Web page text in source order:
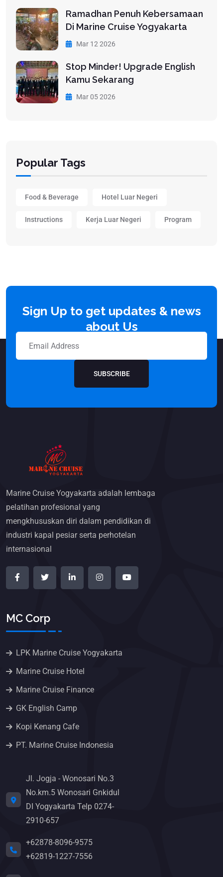
Ramadhan Penuh Kebersamaan
Di Marine Cruise Yogyakarta
Mar 12 2026
Stop Minder! Upgrade English
Kamu Sekarang
Mar 05 2026
Popular Tags
Food & Beverage Hotel Luar Negeri
Instructions Kerja Luar Negeri Program
Sign Up to get updates & news
about Us
SUBSCRIBE
Marine Cruise Yogyakarta adalah lembaga
pelatihan profesional yang
mengkhususkan diri dalam pendidikan di
industri kapal pesiar serta perhotelan
internasional
MC Corp
LPK Marine Cruise Yogyakarta
Marine Cruise Hotel
Marine Cruise Finance
GK English Camp
Kopi Kenang Cafe
PT. Marine Cruise Indonesia
Jl. Jogja - Wonosari No.3
No.km.5 Wonosari Gnkidul
DI Yogyakarta Telp 0274-
2910-657
+62878-8096-9575
+62819-1227-7556